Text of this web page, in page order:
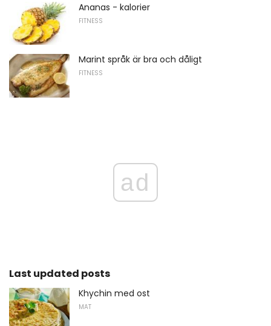
Ananas - kalorier
FITNESS
Marint språk är bra och dåligt
FITNESS
ad
Last updated posts
Khychin med ost
MAT